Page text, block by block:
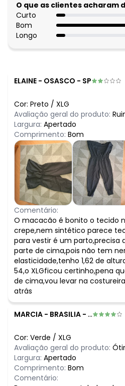
O que as clientes acharam
Curto
Bom
Longo
ELAINE - OSASCO - SP
Cor: Preto / XLG
Avaliação geral do produto:
Largura: Apertado
Comprimento: Bom
Comentário:
O macacão é bonito o tecido
crepe,nem sintético parece
para vestir é um parto,precisa
parte de cima,pois não tem
elasticidade,tenho 1,62 de
54,o XLGficou certinho,pena
de cima,vou levar na
atrás
MARCIA - BRASILIA - DF
Cor: Verde / XLG
Avaliação geral do produto:
Largura: Apertado
Comprimento: Bom
Comentário: